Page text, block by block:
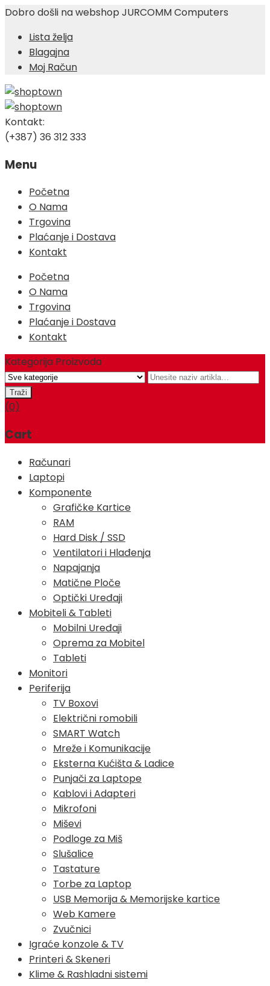
Dobro došli na webshop JURCOMM Computers
Lista želja
Blagajna
Moj Račun
Kontakt:
(+387) 36 312 333
Menu
Skip
content
Početna
O Nama
Trgovina
Plaćanje i Dostava
Kontakt
Početna
O Nama
Trgovina
Plaćanje i Dostava
Kontakt
Kategorija Proizvoda
(0)
Cart
Računari
Laptopi
Komponente
Grafičke Kartice
RAM
Hard Disk / SSD
Ventilatori i Hlađenja
Napajanja
Matične Ploče
Optički Uređaji
Mobiteli & Tableti
Mobilni Uređaji
Oprema za Mobitel
Tableti
Monitori
Periferija
TV Boxovi
Električni romobili
SMART Watch
Mreže i Komunikacije
Eksterna Kućišta & Ladice
Punjači za Laptope
Kablovi i Adapteri
Mikrofoni
Miševi
Podloge za Miš
Slušalice
Tastature
Torbe za Laptop
USB Memorija & Memorijske kartice
Web Kamere
Zvučnici
Igraće konzole & TV
Printeri & Skeneri
Klime & Rashladni sistemi